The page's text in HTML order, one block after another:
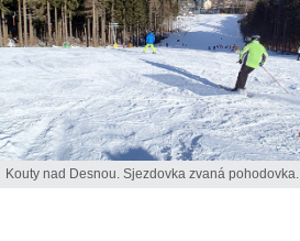
Kouty nad Desnou. Sjezdovka zvaná pohodovka.